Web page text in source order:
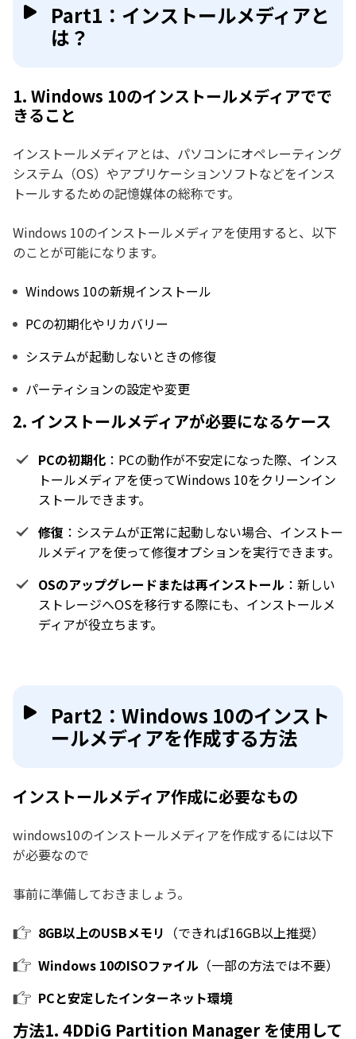
Part1：インストールメディアと
は？
1. Windows 10のインストールメディアでで
きること
インストールメディアとは、パソコンにオペレーティング
システム（OS）やアプリケーションソフトなどをインス
トールするための記憶媒体の総称です。
Windows 10のインストールメディアを使用すると、以下
のことが可能になります。
Windows 10の新規インストール
PCの初期化やリカバリー
システムが起動しないときの修復
パーティションの設定や変更
2. インストールメディアが必要になるケース
PCの初期化 ：PCの動作が不安定になった際、インス
トールメディアを使ってWindows 10をクリーンイン
ストールできます。
修復 ：システムが正常に起動しない場合、インストー
ルメディアを使って修復オプションを実行できます。
OSのアップグレードまたは再インストール ：新しい
ストレージへOSを移行する際にも、インストールメ
ディアが役立ちます。
Part2：Windows 10のインスト
ールメディアを作成する方法
インストールメディア作成に必要なもの
windows10のインストールメディアを作成するには以下
が必要なので
事前に準備しておきましょう。
8GB以上のUSBメモリ （できれば16GB以上推奨）
Windows 10のISOファイル （一部の方法では不要）
PCと安定したインターネット環境
方法1. 4DDiG Partition Manager を使用して